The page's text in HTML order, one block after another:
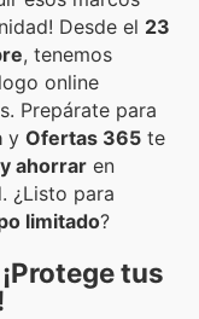
Desde el 23
, tenemos
online
Prepárate para
y Ofertas 365 te
ahorrar en
¿Listo para
limitado?
tus